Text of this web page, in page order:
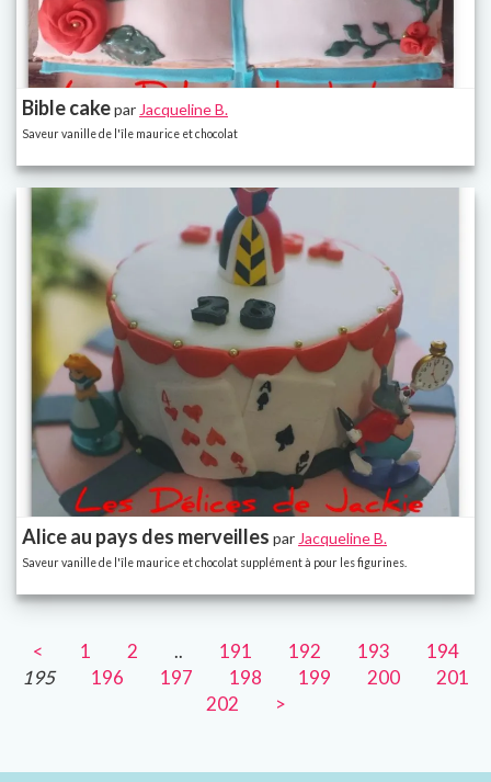
Bible cakepar Jacqueline B.
Saveur vanille de l'île maurice et chocolat
Alice au pays des merveilles par Jacqueline B.
Saveur vanille de l'île maurice et chocolat supplément à pour les figurines.
< 1 2 .. 191 192 193
194
195
196 197 198 199 200
201
202
>